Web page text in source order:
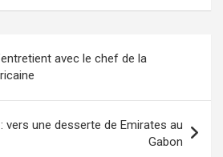
avec le chef de la
vers une desserte de Emirates au
Gabon